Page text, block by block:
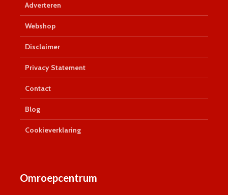
Adverteren
Webshop
Disclaimer
Privacy Statement
Contact
Blog
Cookieverklaring
Omroepcentrum